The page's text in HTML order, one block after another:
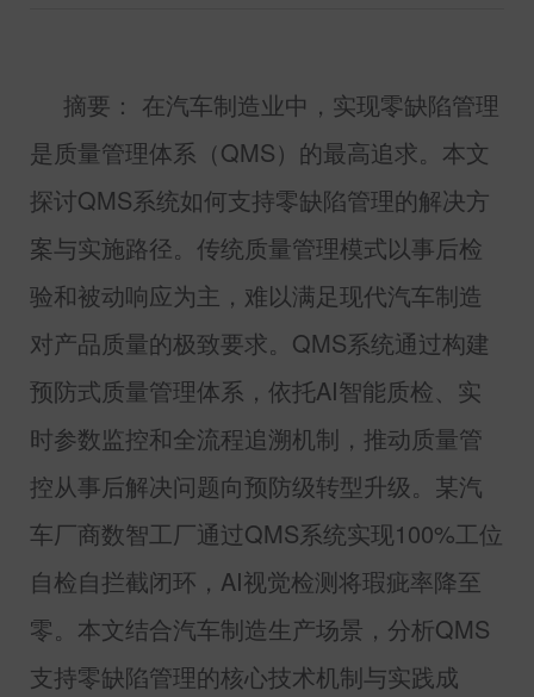
摘要： 在汽车制造业中，实现零缺陷管理
是质量管理体系（QMS）的最高追求。本文
探讨QMS系统如何支持零缺陷管理的解决方
案与实施路径。传统质量管理模式以事后检
验和被动响应为主，难以满足现代汽车制造
对产品质量的极致要求。 QMS系统通过构建
预防式质量管理体系，依托AI智能质检、实
时参数监控和全流程追溯机制，推动质量管
控从事后解决问题向预防级转型升级。某汽
车厂商数智工厂通过QMS系统实现100%工位
自检自拦截闭环， AI视觉检测将瑕疵率降至
零。本文结合汽车制造生产场景，分析QMS
支持零缺陷管理的核心技术机制与实践成